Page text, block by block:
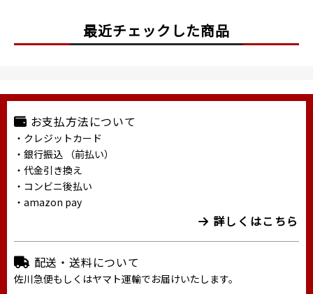
最近チェックした商品
お支払方法について
・クレジットカード
・銀行振込 （前払い）
・代金引き換え
・コンビニ後払い
・amazon pay
詳しくはこちら
配送・送料について
佐川急便もしくはヤマト運輸でお届けいたします。